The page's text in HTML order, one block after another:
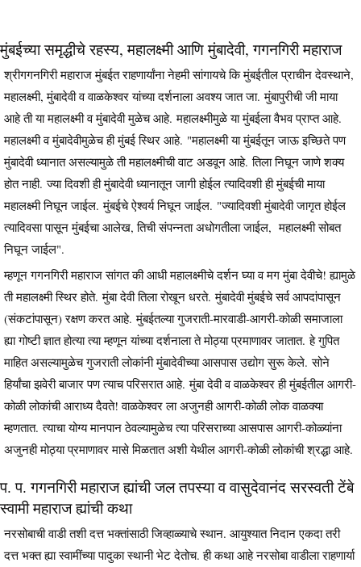
मुंबईच्या समृद्धीचे रहस्य, महालक्ष्मी आणि मुंबादेवी, गगनगिरी महाराज
श्रीगगनगिरी महाराज मुंबईत राहणार्यांना नेहमी सांगायचे कि मुंबईतील प्राचीन देवस्थाने,
महालक्ष्मी, मुंबादेवी व वाळकेश्वर यांच्या दर्शनाला अवश्य जात जा. मुंबापुरीची जी माया
आहे ती या महालक्ष्मी व मुंबादेवी मुळेच आहे. महालक्ष्मीमुळे या मुंबईला वैभव प्राप्त आहे.
महालक्ष्मी व मुंबादेवीमुळेच ही मुंबई स्थिर आहे. "महालक्ष्मी या मुंबईतून जाऊ इच्छिते पण
मुंबादेवी ध्यानात असल्यामुळे ती महालक्ष्मीची वाट अडवून आहे. तिला निघून जाणे शक्य
होत नाही. ज्या दिवशी ही मुंबादेवी ध्यानातून जागी होईल त्यादिवशी ही मुंबईची माया
महालक्ष्मी निघून जाईल. मुंबईचे ऐश्वर्य निघून जाईल. "ज्यादिवशी मुंबादेवी जागृत होईल
त्यादिवसा पासून मुंबईचा आलेख, तिची संपन्नता अधोगतीला जाईल, महालक्ष्मी सोबत
निघून जाईल".
म्हणून गगनगिरी महाराज सांगत की आधी महालक्ष्मीचे दर्शन घ्या व मग मुंबा देवीचे! ह्यामुळे
ती महालक्ष्मी स्थिर होते. मुंबा देवी तिला रोखून धरते. मुंबादेवी मुंबईचे सर्व आपदांपासून
(संकटांपासून) रक्षण करत आहे. मुंबईतल्या गुजराती-मारवाडी-आगरी-कोळी समाजाला
ह्या गोष्टी ज्ञात होत्या त्या म्हणून यांच्या दर्शनाला ते मोठ्या प्रमाणावर जातात. हे गुपित
माहित असल्यामुळेच गुजराती लोकांनी मुंबादेवीच्या आसपास उद्योग सुरू केले. सोने
हिर्यांचा झवेरी बाजार पण त्याच परिसरात आहे. मुंबा देवी व वाळकेश्वर ही मुंबईतील आगरी-
कोळी लोकांची आराध्य दैवते! वाळकेश्वर ला अजुनही आगरी-कोळी लोक वाळक्या
म्हणतात. त्याचा योग्य मानपान ठेवल्यामुळेच त्या परिसराच्या आसपास आगरी-कोळ्यांना
अजुनही मोठ्या प्रमाणावर मासे मिळतात अशी येथील आगरी-कोळी लोकांची श्रद्धा आहे.
प. प. गगनगिरी महाराज ह्यांची जल तपस्या व वासुदेवानंद सरस्वती टेंबे
स्वामी महाराज ह्यांची कथा
नरसोबाची वाडी तशी दत्त भक्तांसाठी जिव्हाळ्याचे स्थान. आयुश्यात निदान एकदा तरी
दत्त भक्त ह्या स्वामींच्या पादुका स्थानी भेट देतोच. ही कथा आहे नरसोबा वाडीला राहणार्या